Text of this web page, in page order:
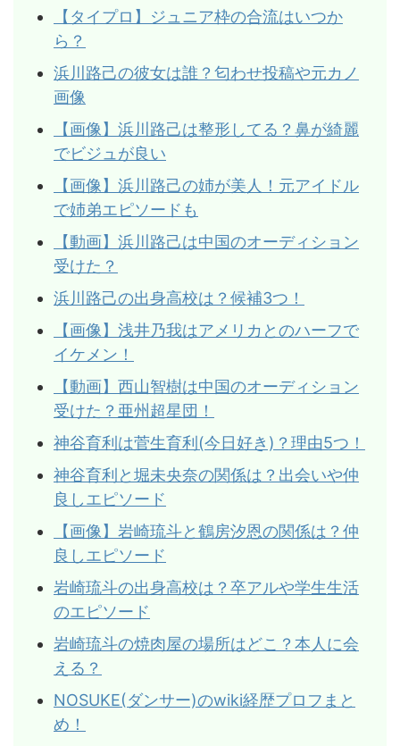
【タイプロ】ジュニア枠の合流はいつか
ら？
浜川路己の彼女は誰？匂わせ投稿や元カノ
画像
【画像】浜川路己は整形してる？鼻が綺麗
でビジュが良い
【画像】浜川路己の姉が美人！元アイドル
で姉弟エピソードも
【動画】浜川路己は中国のオーディション
受けた？
浜川路己の出身高校は？候補3つ！
【画像】浅井乃我はアメリカとのハーフで
イケメン！
【動画】西山智樹は中国のオーディション
受けた？亜州超星団！
神谷育利は菅生育利(今日好き)？理由5つ！
神谷育利と堀未央奈の関係は？出会いや仲
良しエピソード
【画像】岩崎琉斗と鶴房汐恩の関係は？仲
良しエピソード
岩崎琉斗の出身高校は？卒アルや学生生活
のエピソード
岩崎琉斗の焼肉屋の場所はどこ？本人に会
える？
NOSUKE(ダンサー)のwiki経歴プロフまと
め！